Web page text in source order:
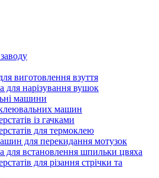
виготовлення взуття
нарізування вушок
машини
машин
із гачками
для термоклею
для перекидання мотузок
встановлення шпильки цвяха
для різання стрічки та